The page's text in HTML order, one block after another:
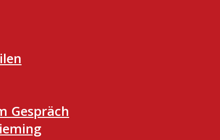
Gespräch